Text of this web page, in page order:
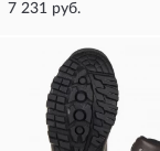
7 231 руб.